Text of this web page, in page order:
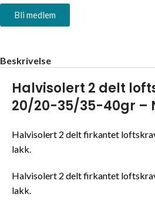
Bli medlem
Beskrivelse
Halvisolert 2 delt
20/20-35/35-40gr –
Halvisolert 2 delt firkantet
lakk.
Halvisolert 2 delt firkantet
lakk.